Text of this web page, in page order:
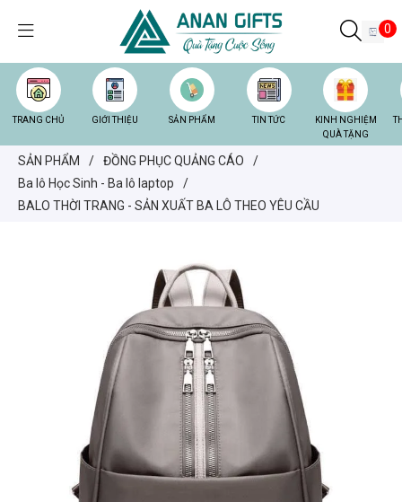
0
TRANG CHỦ GIỚI THIỆU SẢN PHẨM TIN TỨC
KINH NGHIỆM
QUÀ TẶNG
SẢN PHẨM / ĐỒNG PHỤC QUẢNG CÁO
/
Ba lô Học Sinh - Ba lô laptop
/
BALO THỜI TRANG - SẢN XUẤT BA LÔ THEO YÊU CẦU